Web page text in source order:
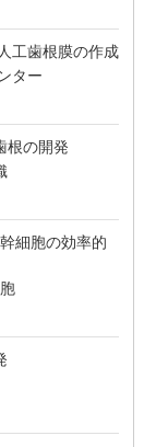
工歯根膜の作成
ター
根の開発
細胞の効率的